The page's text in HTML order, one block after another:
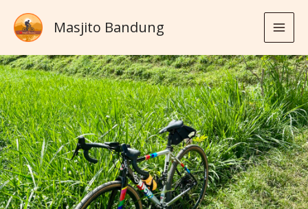
Masjito Bandung